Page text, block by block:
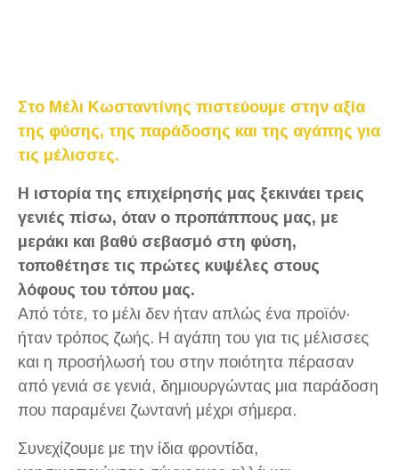
Στο Μέλι Κωσταντίνης πιστεύουμε στην αξία
της φύσης, της παράδοσης και της αγάπης για
τις μέλισσες.
Η ιστορία της επιχείρησής μας ξεκινάει τρεις
γενιές πίσω, όταν ο προπάππους μας, με
μεράκι και βαθύ σεβασμό στη φύση,
τοποθέτησε τις πρώτες κυψέλες στους
λόφους του τόπου μας.
Από τότε, το μέλι δεν ήταν απλώς ένα προϊόν·
ήταν τρόπος ζωής. Η αγάπη του για τις μέλισσες
και η προσήλωσή του στην ποιότητα πέρασαν
από γενιά σε γενιά, δημιουργώντας μια παράδοση
που παραμένει ζωντανή μέχρι σήμερα.
Συνεχίζουμε με την ίδια φροντίδα,